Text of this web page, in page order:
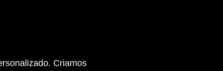
Criamos